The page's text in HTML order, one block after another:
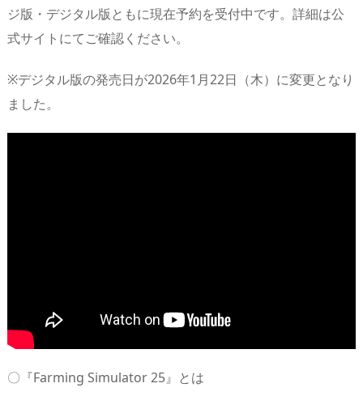
ジ版・デジタル版ともに現在予約を受付中です。詳細は公
式サイトにてご確認ください。
※デジタル版の発売日が2026年1月22日（木）に変更となり
ました。
〇『Farming Simulator 25』とは